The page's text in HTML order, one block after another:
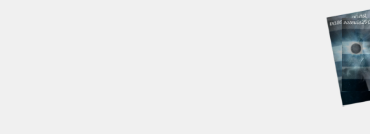
Αυτός ο τόπος φιλοδοξεί να ανοίγει μονοπάτια για τα συναρπαστικά και όμορφα ταξίδια του